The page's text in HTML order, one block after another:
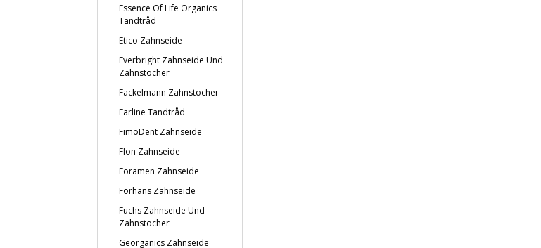
Essence Of Life Organics
Tandtråd
Etico Zahnseide
Everbright Zahnseide Und
Zahnstocher
Fackelmann Zahnstocher
Farline Tandtråd
FimoDent Zahnseide
Flon Zahnseide
Foramen Zahnseide
Forhans Zahnseide
Fuchs Zahnseide Und
Zahnstocher
Georganics Zahnseide